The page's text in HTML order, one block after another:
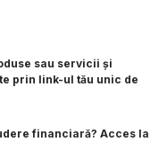
sau servicii și
prin link-ul tău unic de
financiară? Acces la